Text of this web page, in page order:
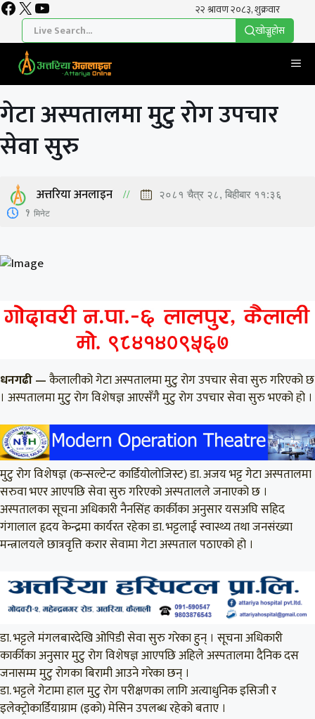
Skip
content
Facebook
X YouTube
खाेज्नुहाेस
गेटा अस्पतालमा मुटु रोग उपचार
सेवा सुरु
अत्तरिया अनलाइन २०८१ चैत्र २८, बिहीबार ११:३६
1 मिनेट
धनगढी —कैलालीको गेटा अस्पतालमा मुटु रोग उपचार सेवा सुरु गरिएको छ
। अस्पतालमा मुटु रोग विशेषज्ञ आएसँगै मुटु रोग उपचार सेवा सुरु भएको हो ।
मुटु रोग विशेषज्ञ (कन्सल्टेन्ट कार्डियोलोजिस्ट) डा. अजय भट्ट गेटा अस्पतालमा
सरुवा भएर आएपछि सेवा सुरु गरिएको अस्पतालले जनाएको छ ।
अस्पतालका सूचना अधिकारी नैनसिंह कार्कीका अनुसार यसअघि सहिद
गंगालाल हृदय केन्द्रमा कार्यरत रहेका डा. भट्टलाई स्वास्थ्य तथा जनसंख्या
मन्त्रालयले छात्रवृत्ति करार सेवामा गेटा अस्पताल पठाएको हो ।
डा. भट्टले मंगलबारदेखि ओपिडी सेवा सुरु गरेका हुन् । सूचना अधिकारी
कार्कीका अनुसार मुटु रोग विशेषज्ञ आएपछि अहिले अस्पतालमा दैनिक दस
जनासम्म मुटु रोगका बिरामी आउने गरेका छन् ।
डा. भट्टले गेटामा हाल मुटु रोग परीक्षणका लागि अत्याधुनिक इसिजी र
इलेक्ट्रोकार्डियाग्राम (इको) मेसिन उपलब्ध रहेको बताए ।